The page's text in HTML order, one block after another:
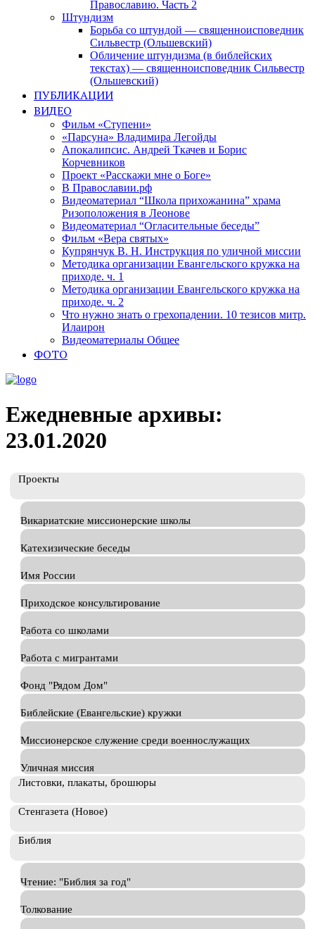
Православию. Часть 2
Штундизм
Борьба со штундой — священноисповедник
Сильвестр (Ольшевский)
Обличение штундизма (в библейских
текстах) — священноисповедник Сильвестр
(Ольшевский)
ПУБЛИКАЦИИ
ВИДЕО
Фильм «Ступени»
«Парсуна» Владимира Легойды
Апокалипсис. Андрей Ткачев и Борис
Корчевников
Проект «Расскажи мне о Боге»
В Православии.рф
Видеоматериал “Школа прихожанина” храма
Ризоположения в Леонове
Видеоматериал “Огласительные беседы”
Фильм «Вера святых»
Купрянчук В. Н. Инструкция по уличной миссии
Методика организации Евангельского кружка на
приходе. ч. 1
Методика организации Евангельского кружка на
приходе. ч. 2
Что нужно знать о грехопадении. 10 тезисов митр.
Илаирон
Видеоматериалы Общее
ФОТО
Ежедневные архивы:
23.01.2020
Проекты
Викариатские миссионерские школы
Катехизические беседы
Имя России
Приходское консультирование
Работа со школами
Работа с мигрантами
Фонд "Рядом Дом"
Библейские (Евангельские) кружки
Миссионерское служение среди военнослужащих
Уличная миссия
Листовки, плакаты, брошюры
Стенгазета (Новое)
Библия
Чтение: "Библия за год"
Толкование